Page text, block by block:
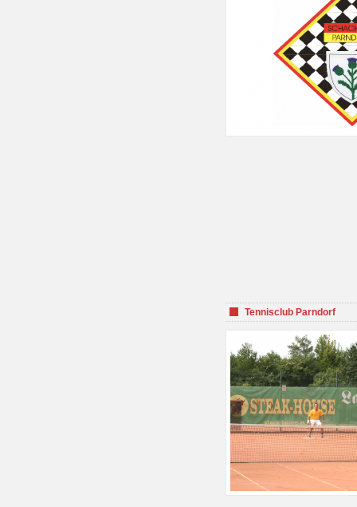
Tennisclub Parndorf